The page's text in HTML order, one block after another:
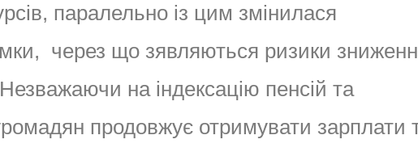
паралельно із цим змінилася
через що зявляються ризики
на індексацію пенсій та
продовжує отримувати зарплати